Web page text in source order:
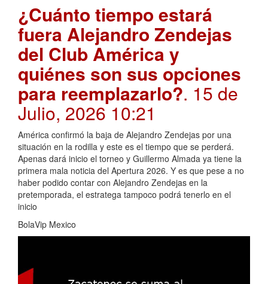
¿Cuánto tiempo estará
fuera Alejandro Zendejas
del Club América y
quiénes son sus opciones
para reemplazarlo?. 15 de
Julio, 2026 10:21
América confirmó la baja de Alejandro Zendejas por una
situación en la rodilla y este es el tiempo que se perderá.
Apenas dará inicio el torneo y Guillermo Almada ya tiene la
primera mala noticia del Apertura 2026. Y es que pese a no
haber podido contar con Alejandro Zendejas en la
pretemporada, el estratega tampoco podrá tenerlo en el
inicio
BolaVip Mexico